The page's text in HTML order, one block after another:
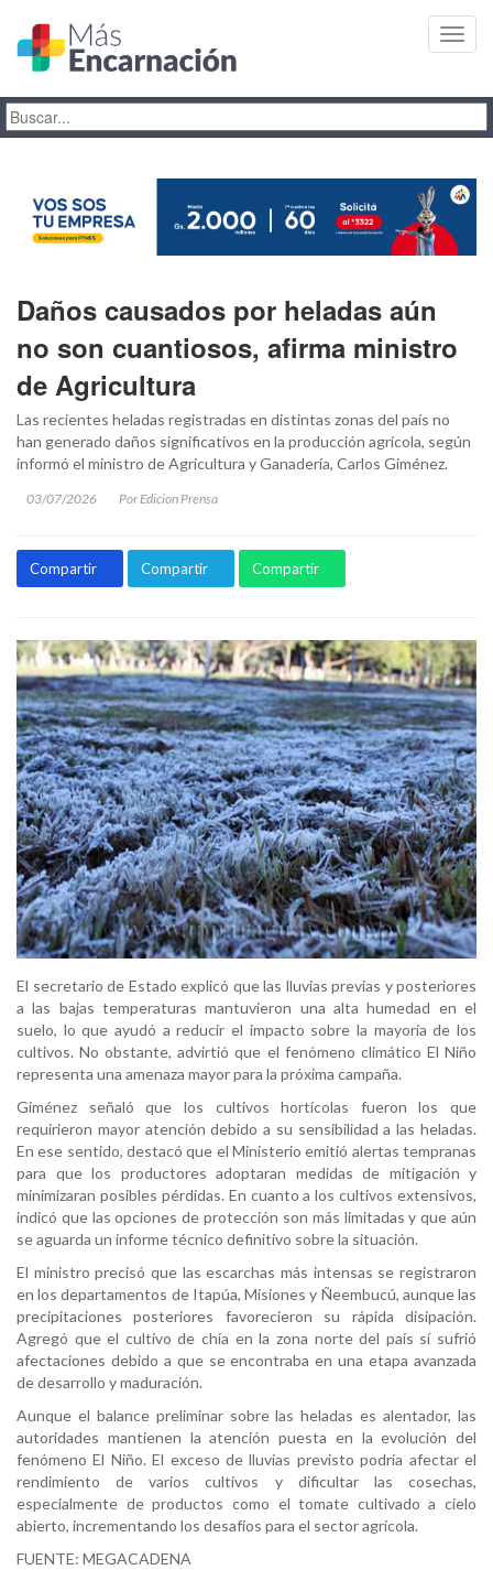
Daños causados por heladas aún
no son cuantiosos, afirma ministro
de Agricultura
Las recientes heladas registradas en distintas zonas del país no
han generado daños significativos en la producción agrícola, según
informó el ministro de Agricultura y Ganadería, Carlos Giménez.
03/07/2026 Por Edicion Prensa
Compartir Compartir Compartir
El secretario de Estado explicó que las lluvias previas y posteriores
a las bajas temperaturas mantuvieron una alta humedad en el
suelo, lo que ayudó a reducir el impacto sobre la mayoría de los
cultivos. No obstante, advirtió que el fenómeno climático El Niño
representa una amenaza mayor para la próxima campaña.
Giménez señaló que los cultivos hortícolas fueron los que
requirieron mayor atención debido a su sensibilidad a las heladas.
En ese sentido, destacó que el Ministerio emitió alertas tempranas
para que los productores adoptaran medidas de mitigación y
minimizaran posibles pérdidas. En cuanto a los cultivos extensivos,
indicó que las opciones de protección son más limitadas y que aún
se aguarda un informe técnico definitivo sobre la situación.
El ministro precisó que las escarchas más intensas se registraron
en los departamentos de Itapúa, Misiones y Ñeembucú, aunque las
precipitaciones posteriores favorecieron su rápida disipación.
Agregó que el cultivo de chía en la zona norte del país sí sufrió
afectaciones debido a que se encontraba en una etapa avanzada
de desarrollo y maduración.
Aunque el balance preliminar sobre las heladas es alentador, las
autoridades mantienen la atención puesta en la evolución del
fenómeno El Niño. El exceso de lluvias previsto podría afectar el
rendimiento de varios cultivos y dificultar las cosechas,
especialmente de productos como el tomate cultivado a cielo
abierto, incrementando los desafíos para el sector agrícola.
FUENTE: MEGACADENA